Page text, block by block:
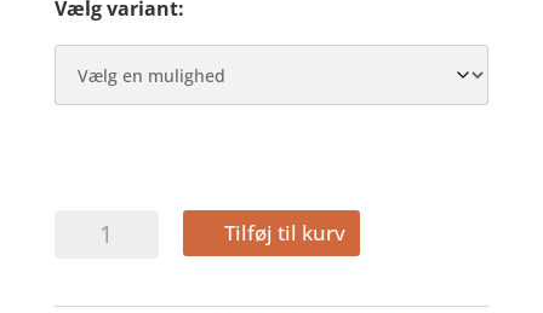
Vælg variant:
SVERIGE
antal
Tilføj til kurv